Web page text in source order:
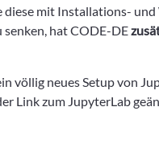
diese mit Installations-
hat CODE-DE
völlig neues Setup von
Link zum JupyterLab